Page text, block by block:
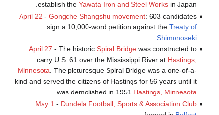
establish the Yawata Iron and Steel Worksin Japan.
April 22 - Gongche Shangshu movement: 603 candidates
sign a 10,000-word petition against the Treaty of
Shimonoseki
April 27 - The historic Spiral Bridgewas constructed to
carry U.S. 61 over the Mississippi River at Hastings,
Minnesota. The picturesque Spiral Bridge was a one-of-a-
kind and served the citizens of Hastings for 56 years until it
was demolished in 1951 Hastings, Minnesota
.
May 1 - Dundela Football, Sports & Association Club